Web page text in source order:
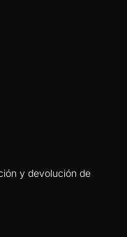
y devolución de